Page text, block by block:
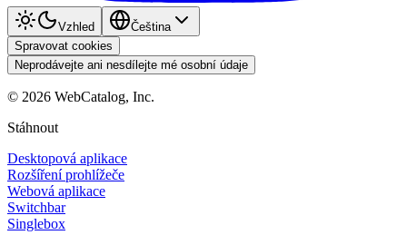
Vzhled
Čeština
Spravovat cookies
Neprodávejte ani nesdílejte mé osobní údaje
© 2026 WebCatalog, Inc.
Stáhnout
Desktopová aplikace
Rozšíření prohlížeče
Webová aplikace
Switchbar
Singlebox